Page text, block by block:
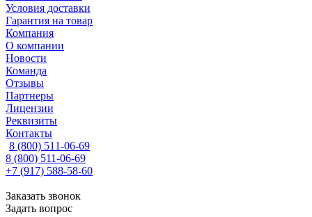
Условия доставки
Гарантия на товар
Компания
О компании
Новости
Команда
Отзывы
Партнеры
Лицензии
Реквизиты
Контакты
8 (800) 511-06-69
8 (800) 511-06-69
+7 (917) 588-58-60
Заказать звонок
Задать вопрос